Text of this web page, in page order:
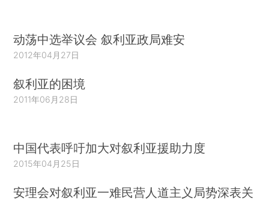
动荡中选举议会 叙利亚政局难安
2012年04月27日
叙利亚的困境
2011年06月28日
中国代表呼吁加大对叙利亚援助力度
2015年04月25日
安理会对叙利亚一难民营人道主义局势深表关